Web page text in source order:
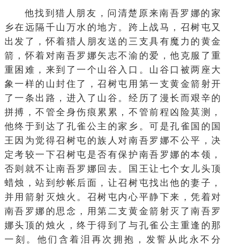
他找到猎人朋友，问清楚原来南吾罗娜的家
乡在远隔千山万水的地方。跨上战马，召树屯又
出发了，怀着猎人朋友送的三支具有魔力的黄金
箭，怀着对南吾罗娜矢志不渝的爱，他克服了重
重困难，来到了一个山谷入口。山谷口被两座大
象一样的山封住了，召树屯用 第一支黄金箭射开
了一条出路，进入了山谷。经历了漫长而艰辛的
拼搏，不管全身伤痕累累，不管前程凶险莫测，
他终于到达了孔雀公主的家乡。可是孔雀国的国
王因为觉得召树屯的族人对南吾罗娜不公平，决
定考较一下召树屯是否有保护南吾罗娜的本领，
否则就不让南吾罗娜回去。国王让七个女儿头顶
蜡烛，站到纱帐后面，让召树屯找出他的妻子，
并用箭射灭烛火。召树屯内心平静下来，凭着对
南吾罗娜的思念，用第二支黄金箭射灭了南吾罗
娜头顶的烛火，终于得到了与孔雀公主重逢的那
一刻。他们含着泪再次拥抱，发誓从此永不分